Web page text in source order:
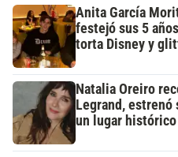
Anita García
festejó sus 5
torta Disney y
Natalia Oreiro
Legrand,
un lugar histórico